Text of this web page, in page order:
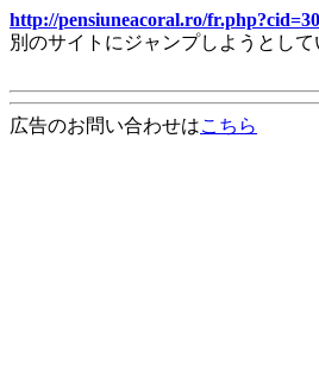
http://pensiuneacoral.ro/
別のサイトにジャンプしようとし
広告のお問い合わせはこちら